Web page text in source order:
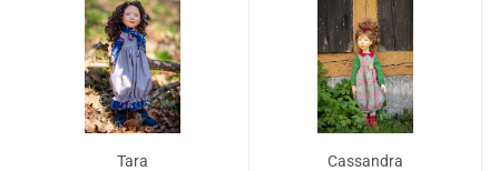
Tara Cassandra